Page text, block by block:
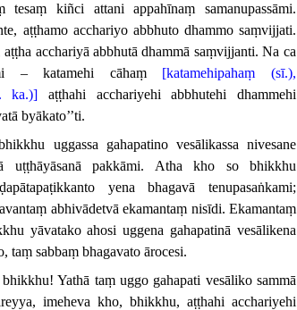
tesaṃ kiñci attani appahīnaṃ samanupassāmi.
aṭṭhamo acchariyo abbhuto dhammo saṃvijjati.
acchariyā abbhutā dhammā saṃvijjanti. Na ca
– katamehi cāhaṃ [katamehipahaṃ (sī.),
ka.)] aṭṭhahi acchariyehi abbhutehi dhammehi
byākato’’ti.
uggassa gahapatino vesālikassa nivesane
uṭṭhāyāsanā pakkāmi. Atha kho so bhikkhu
yena bhagavā tenupasaṅkami;
abhivādetvā ekamantaṃ nisīdi. Ekamantaṃ
yāvatako ahosi uggena gahapatinā vesālikena
taṃ sabbaṃ bhagavato ārocesi.
bhikkhu! Yathā taṃ uggo gahapati vesāliko sammā
imeheva kho, bhikkhu, aṭṭhahi acchariyehi